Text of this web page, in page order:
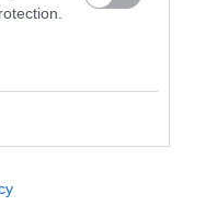
punto di vista, per me è
una rimessa. Il tuo
anni fa, un